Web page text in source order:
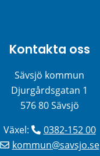
Kontakta oss
Sävsjö kommun
Djurgårdsgatan 1
576 80 Sävsjö
Växel:
0382-152 00
kommun@savsjo.se